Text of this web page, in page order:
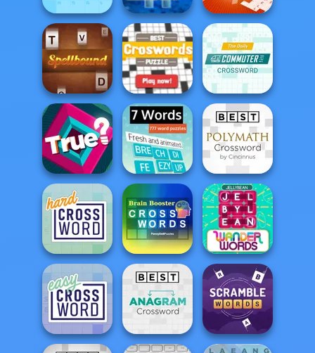
Arkadium's
Codeword
Flip Out Mini Crossword
Spellbound
Best Crosswords
Puzzle
Daily Commuter
Crossword
True? 7 Words
Best Polymath
Crossword by
Cin...
Hard Crossword
Penny Dell Brain
Booster Cross...
Wander Words